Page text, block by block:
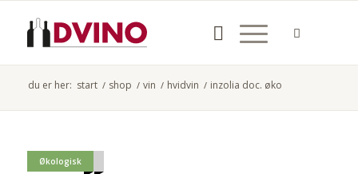
du er her: start / shop / vin / hvidvin / inzolia doc. øko
Ikke på lager
Økologisk